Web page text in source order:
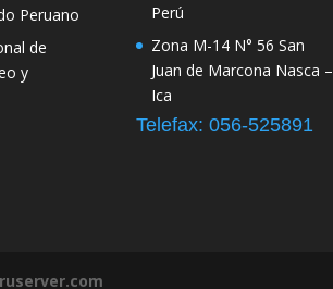
Peruano
de
y
Perú
Zona M-14 N° 56 San
Juan de Marcona Nasca –
Ica
Telefax: 056-525891